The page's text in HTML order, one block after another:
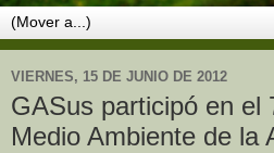
VIERNES, 15 DE JUNIO DE 2012
GASus participó en el
Medio Ambiente de la